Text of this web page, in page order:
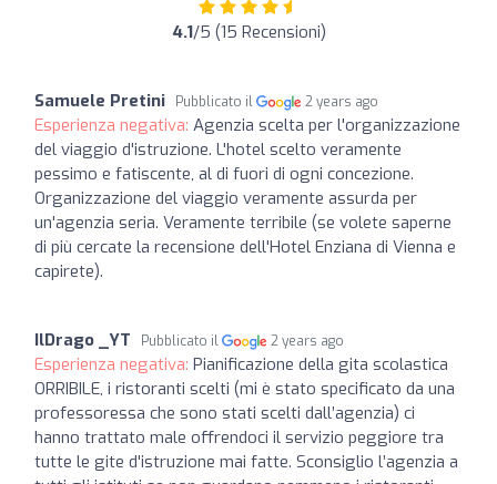
4.1/5 (15 Recensioni)
Samuele Pretini Pubblicato il 2 years ago
Esperienza negativa: Agenzia scelta per l'organizzazione
del viaggio d'istruzione. L'hotel scelto veramente
pessimo e fatiscente, al di fuori di ogni concezione.
Organizzazione del viaggio veramente assurda per
un'agenzia seria. Veramente terribile (se volete saperne
di più cercate la recensione dell'Hotel Enziana di Vienna e
capirete).
IlDrago _YT Pubblicato il 2 years ago
Esperienza negativa: Pianificazione della gita scolastica
ORRIBILE, i ristoranti scelti (mi è stato specificato da una
professoressa che sono stati scelti dall’agenzia) ci
hanno trattato male offrendoci il servizio peggiore tra
tutte le gite d'istruzione mai fatte. Sconsiglio l’agenzia a